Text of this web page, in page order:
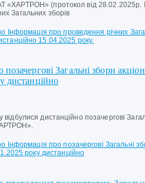
«ХАРТРОН» (протокол від
Загальних зборів
Інформація про проведення річних
15.04.2025 року.
позачергові Загальні збори
дистанційно
відбулися дистанційно позачергові
Інформація про позачергові Загальні
року дистанційно